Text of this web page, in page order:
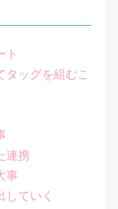
ト
ッグを組むこ
連携
事
していく